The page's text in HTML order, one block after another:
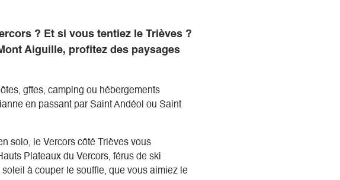
? Et si vous tentiez le Trièves ?
Aiguille, profitez des paysages
gîtes, camping ou hébergements
en passant par Saint Andéol ou Saint
solo, le Vercors côté Trièves vous
Plateaux du Vercors, férus de ski
à couper le souffle, que vous aimiez le